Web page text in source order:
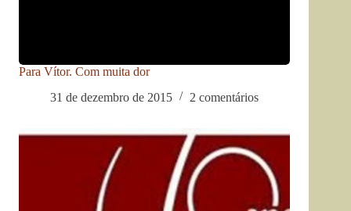
Para Vítor. Com muita dor
31 de dezembro de 2015
2 comentários